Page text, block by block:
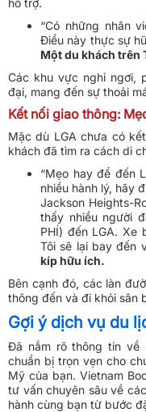
“Có những nhân
Điều này thực sự
Một du khách trên
Các khu vực nghỉ ngơi,
đại, mang đến sự thoải
Kết nối giao thông:
Mặc dù LGA chưa có
khách đã tìm ra cách di
“Mẹo hay để đến
nhiều hành lý, hãy
Jackson Heights-
thấy nhiều người
PHÍ) đến LGA. Xe
Tôi sẽ lại bay đến
kíp hữu ích.
Bên cạnh đó, các làn
thông đến và đi khỏi sân
Gợi ý dịch vụ du
Đã nắm rõ thông tin về
chuẩn bị trọn vẹn cho
Mỹ của bạn. Vietnam
tư vấn chuyên sâu về
hành cùng bạn từ bước